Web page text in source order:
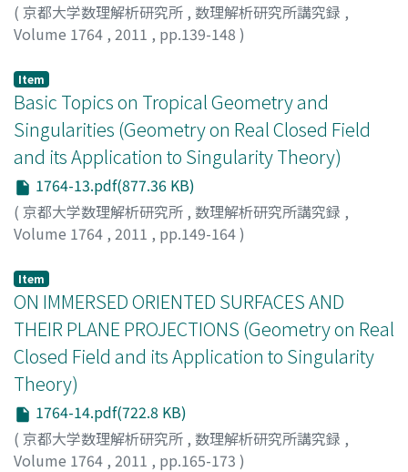
( 京都大学数理解析研究所 , 数理解析研究所講究録 ,
Volume 1764 , 2011 , pp.139-148 )
Item
Basic Topics on Tropical Geometry and
Singularities (Geometry on Real Closed Field
and its Application to Singularity Theory)
1764-13.pdf(877.36 KB)
( 京都大学数理解析研究所 , 数理解析研究所講究録 ,
Volume 1764 , 2011 , pp.149-164)
Item
ON IMMERSED ORIENTED SURFACES AND
THEIR PLANE PROJECTIONS (Geometry on Real
Closed Field and its Application to Singularity
Theory)
1764-14.pdf(722.8 KB)
( 京都大学数理解析研究所 , 数理解析研究所講究録 ,
Volume 1764 , 2011 , pp.165-173 )